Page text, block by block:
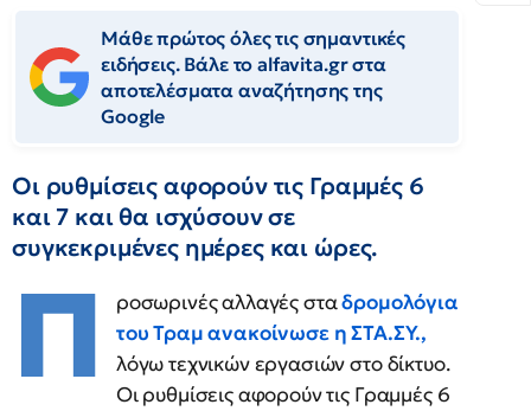
Μάθε πρώτος όλες τις σημαντικές
ειδήσεις. Βάλε το alfavita.gr στα
αποτελέσματα αναζήτησης της
Google
Οι ρυθμίσεις αφορούν τις Γραμμές 6
και 7 και θα ισχύσουν σε
συγκεκριμένες ημέρες και ώρες.
Π ροσωρινές αλλαγές σταδρομολόγια
του Τραμ ανακοίνωσε η ΣΤΑ.ΣΥ.,
λόγω τεχνικών εργασιών στο δίκτυο.
Οι ρυθμίσεις αφορούν τις Γραμμές 6